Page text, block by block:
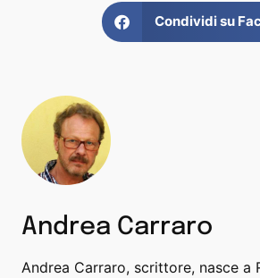
Condividi su
Andrea Carraro
Andrea Carraro, scrittore, nasce a